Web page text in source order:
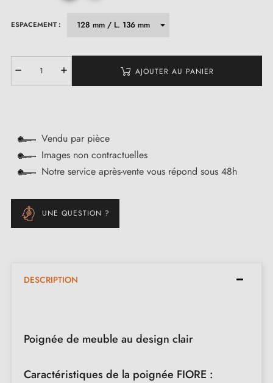
ESPACEMENT :
AJOUTER AU PANIER
Vendu par pièce
Images non contractuelles
Notre service après-vente vous répond sous 48h
UNE QUESTION ?
DESCRIPTION
Poignée de meuble au design clair
Caractéristiques de la poignée FIORE :